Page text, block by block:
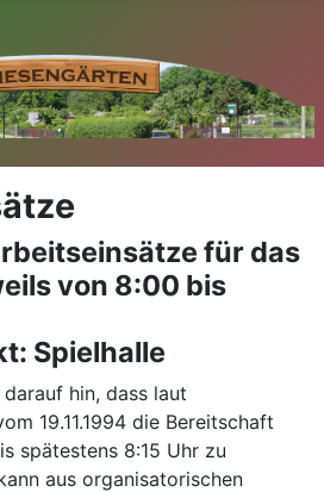
für das
von 8:00 bis
Spielhalle
hin, dass laut
19.11.1994 die Bereitschaft
spätestens 8:15 Uhr zu
aus organisatorischen